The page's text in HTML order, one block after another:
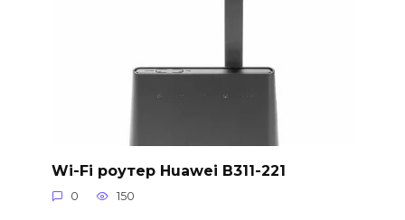
Wi-Fi роутер Huawei B311-221
0 150